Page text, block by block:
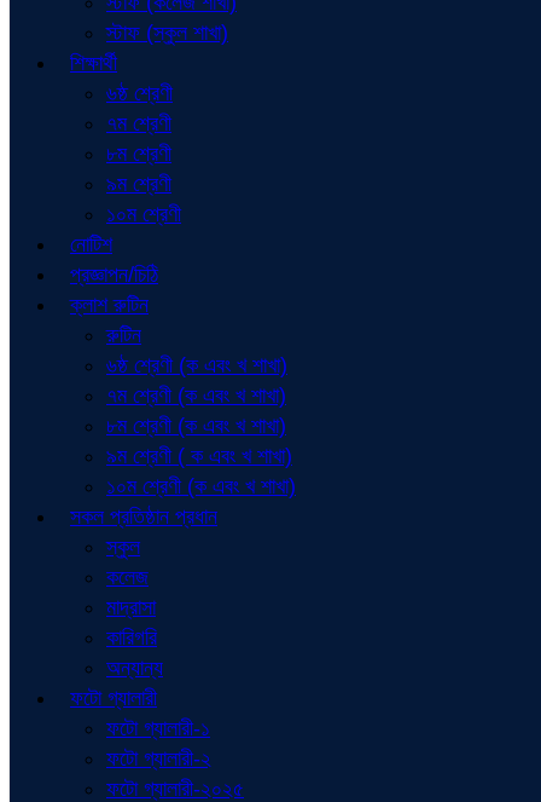
স্টাফ (স্কুল শাখা)
শিক্ষার্থী
৬ষ্ঠ শ্রেণী
৭ম শ্রেণী
৮ম শ্রেণী
৯ম শ্রেণী
১০ম শ্রেণী
নোটিশ
প্রজ্ঞাপন/চিঠি
ক্লাশ রুটিন
রুটিন
৬ষ্ঠ শ্রেণী (ক এবং খ শাখা)
৭ম শ্রেণী (ক এবং খ শাখা)
৮ম শ্রেণী (ক এবং খ শাখা)
৯ম শ্রেণী ( ক এবং খ শাখা)
১০ম শ্রেণী (ক এবং খ শাখা)
সকল প্রতিষ্ঠান প্রধান
স্কুল
কলেজ
মাদ্রাসা
কারিগরি
অন্যান্য
ফটো গ্যালারী
ফটো গ্যালারী-১
ফটো গ্যালারী-২
ফটো গ্যালারী-২০২৫